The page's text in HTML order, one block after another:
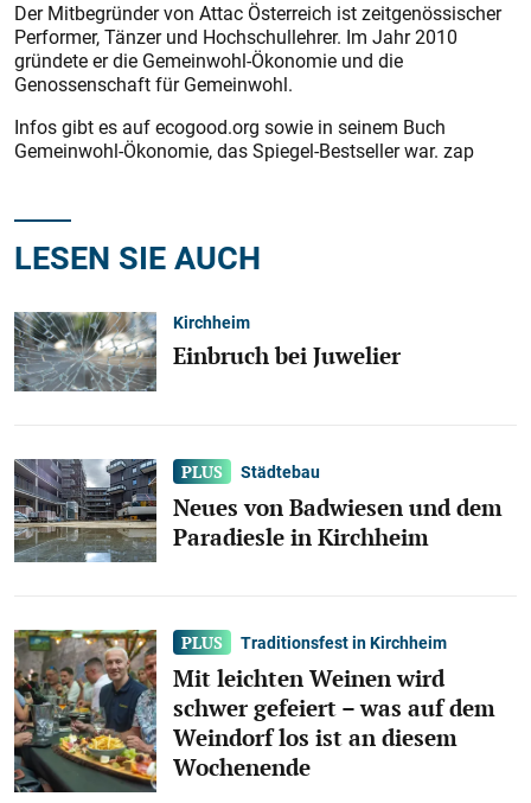
Der Mitbegründer von Attac Österreich ist zeitgenössischer
Performer, Tänzer und Hochschullehrer. Im Jahr 2010
gründete er die Gemeinwohl-Ökonomie und die
Genossenschaft für Gemeinwohl.
Infos gibt es auf ecogood.org sowie in seinem Buch
Gemeinwohl-Ökonomie, das Spiegel-Bestseller war. zap
LESEN SIE AUCH
Kirchheim
Einbruch bei Juwelier
Städtebau
Neues von Badwiesen und dem
Paradiesle in Kirchheim
Traditionsfest in Kirchheim
Mit leichten Weinen wird
schwer gefeiert – was auf dem
Weindorf los ist an diesem
Wochenende